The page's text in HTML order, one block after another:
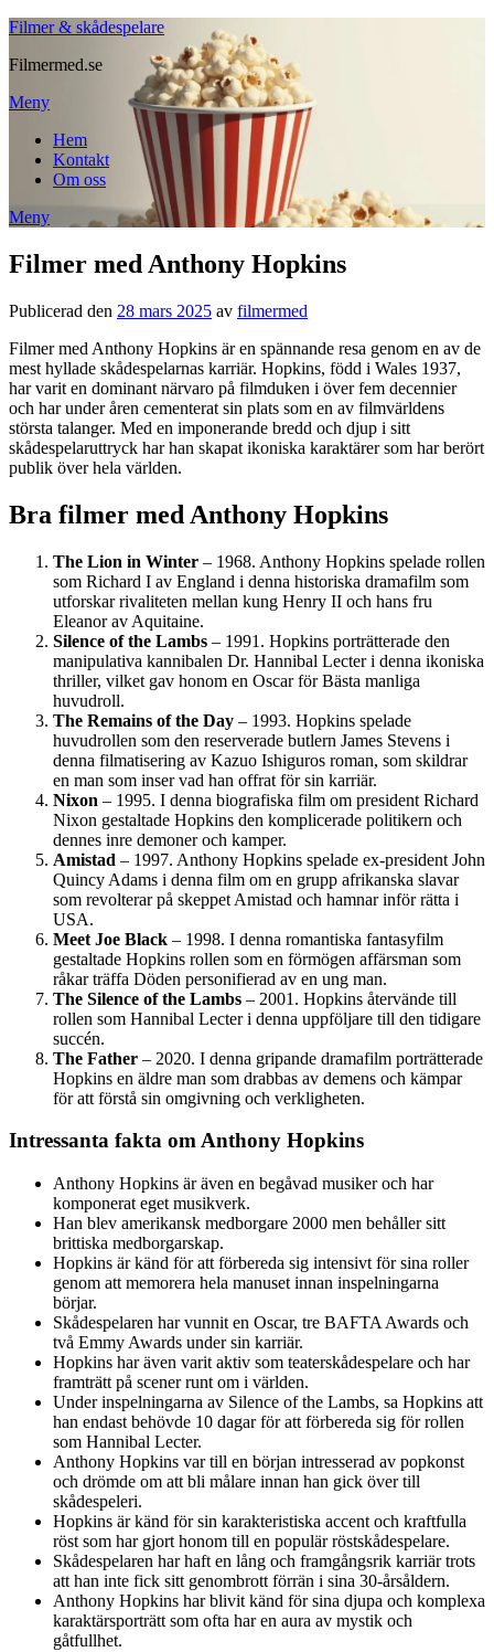
Filmer & skådespelare
Filmermed.se
Meny
Hem
Kontakt
Om oss
Meny
Filmer med Anthony Hopkins
Publicerad den 28 mars 2025 av filmermed
Filmer med Anthony Hopkins är en spännande resa genom en av de
mest hyllade skådespelarnas karriär. Hopkins, född i Wales 1937,
har varit en dominant närvaro på filmduken i över fem decennier
och har under åren cementerat sin plats som en av filmvärldens
största talanger. Med en imponerande bredd och djup i sitt
skådespelaruttryck har han skapat ikoniska karaktärer som har berört
publik över hela världen.
Bra filmer med Anthony Hopkins
The Lion in Winter – 1968. Anthony Hopkins spelade rollen
som Richard I av England i denna historiska dramafilm som
utforskar rivaliteten mellan kung Henry II och hans fru
Eleanor av Aquitaine.
Silence of the Lambs – 1991. Hopkins porträtterade den
manipulativa kannibalen Dr. Hannibal Lecter i denna ikoniska
thriller, vilket gav honom en Oscar för Bästa manliga
huvudroll.
The Remains of the Day – 1993. Hopkins spelade
huvudrollen som den reserverade butlern James Stevens i
denna filmatisering av Kazuo Ishiguros roman, som skildrar
en man som inser vad han offrat för sin karriär.
Nixon – 1995. I denna biografiska film om president Richard
Nixon gestaltade Hopkins den komplicerade politikern och
dennes inre demoner och kamper.
Amistad – 1997. Anthony Hopkins spelade ex-president John
Quincy Adams i denna film om en grupp afrikanska slavar
som revolterar på skeppet Amistad och hamnar inför rätta i
USA.
Meet Joe Black – 1998. I denna romantiska fantasyfilm
gestaltade Hopkins rollen som en förmögen affärsman som
råkar träffa Döden personifierad av en ung man.
The Silence of the Lambs – 2001. Hopkins återvände till
rollen som Hannibal Lecter i denna uppföljare till den tidigare
succén.
The Father – 2020. I denna gripande dramafilm porträtterade
Hopkins en äldre man som drabbas av demens och kämpar
för att förstå sin omgivning och verkligheten.
Intressanta fakta om Anthony Hopkins
Anthony Hopkins är även en begåvad musiker och har
komponerat eget musikverk.
Han blev amerikansk medborgare 2000 men behåller sitt
brittiska medborgarskap.
Hopkins är känd för att förbereda sig intensivt för sina roller
genom att memorera hela manuset innan inspelningarna
börjar.
Skådespelaren har vunnit en Oscar, tre BAFTA Awards och
två Emmy Awards under sin karriär.
Hopkins har även varit aktiv som teaterskådespelare och har
framträtt på scener runt om i världen.
Under inspelningarna av Silence of the Lambs, sa Hopkins att
han endast behövde 10 dagar för att förbereda sig för rollen
som Hannibal Lecter.
Anthony Hopkins var till en början intresserad av popkonst
och drömde om att bli målare innan han gick över till
skådespeleri.
Hopkins är känd för sin karakteristiska accent och kraftfulla
röst som har gjort honom till en populär röstskådespelare.
Skådespelaren har haft en lång och framgångsrik karriär trots
att han inte fick sitt genombrott förrän i sina 30-årsåldern.
Anthony Hopkins har blivit känd för sina djupa och komplexa
karaktärsporträtt som ofta har en aura av mystik och
gåtfullhet.